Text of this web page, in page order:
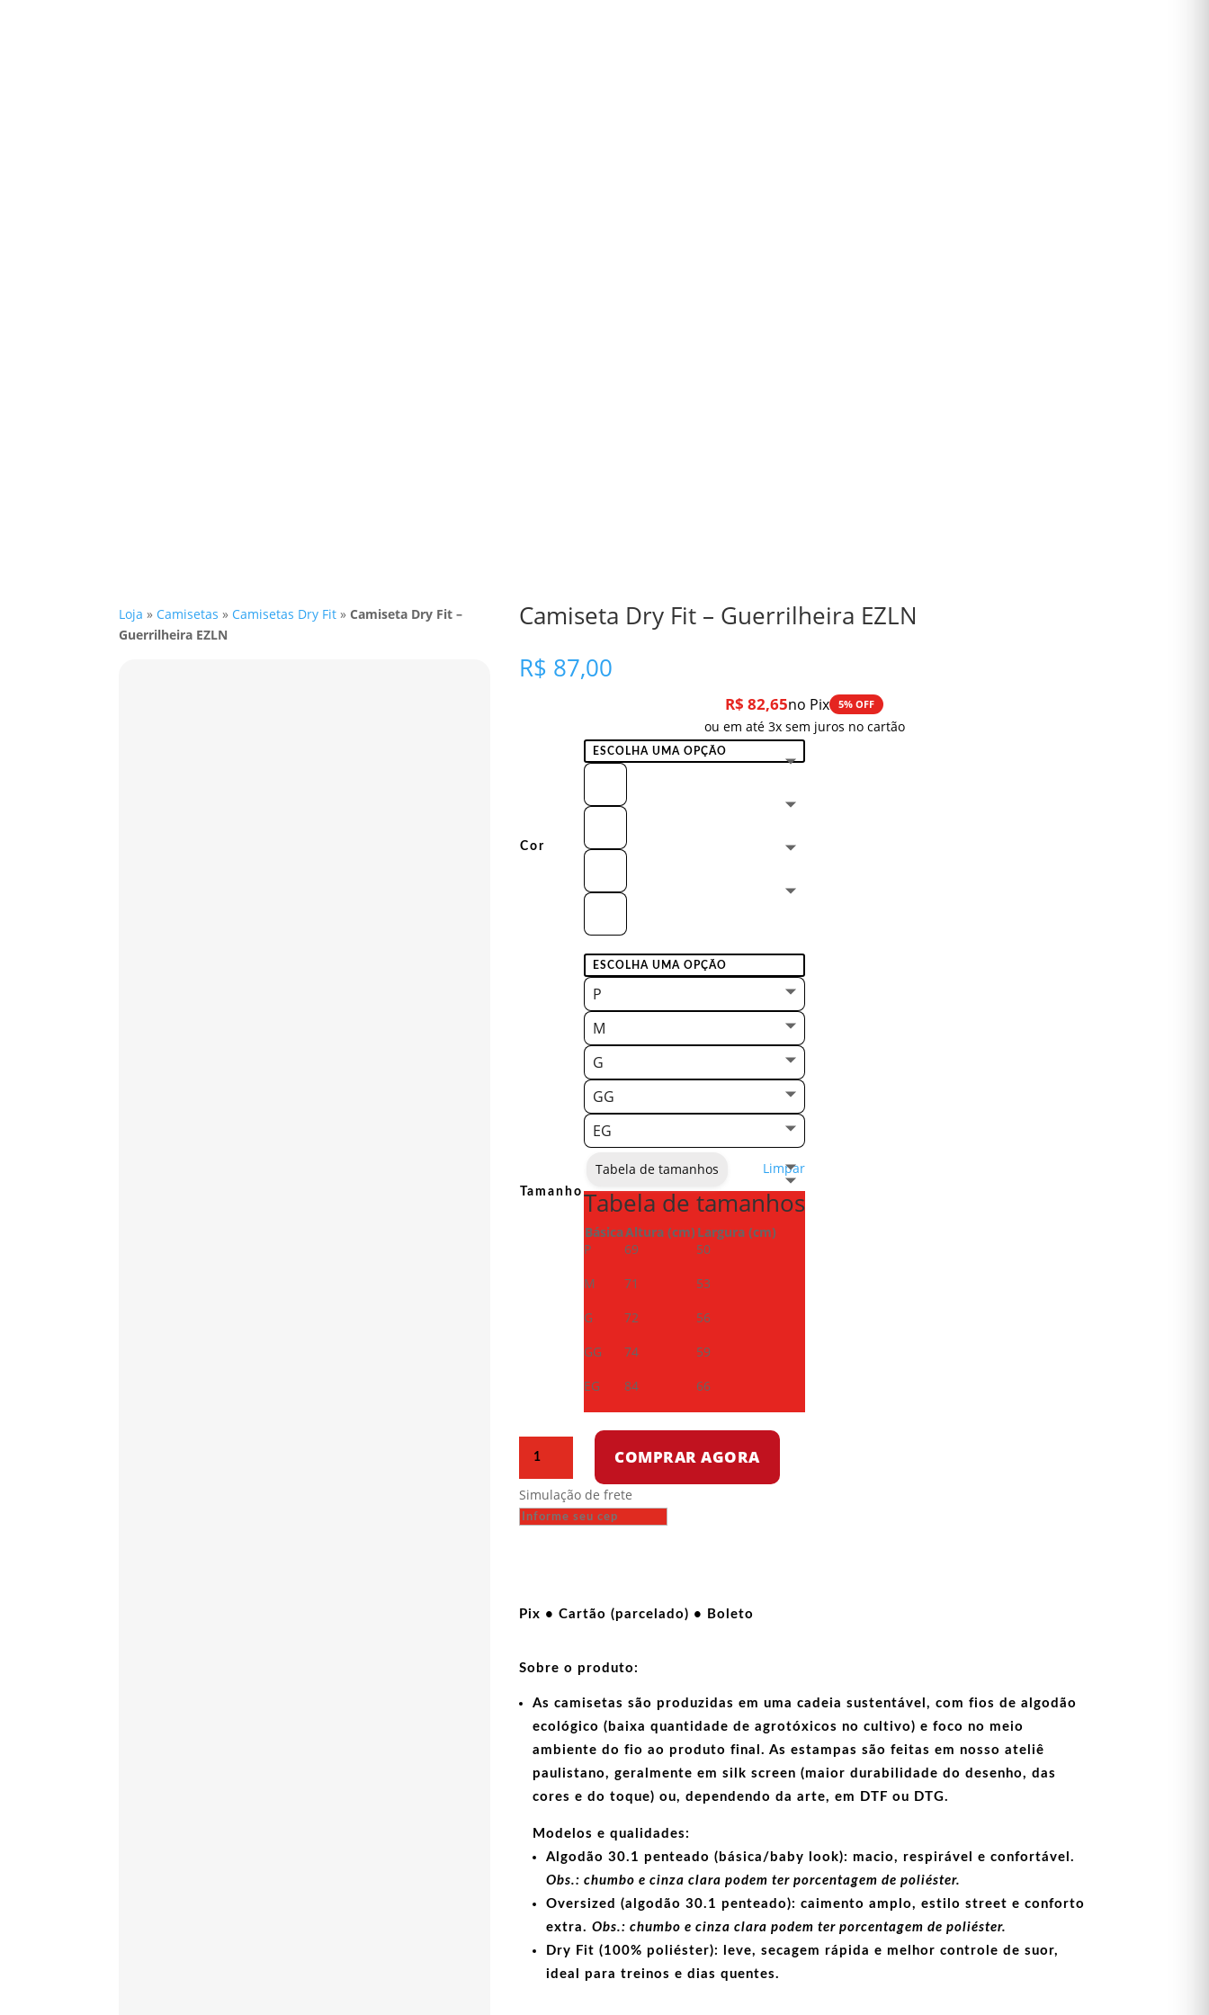
Loja » Camisetas » Camisetas Dry Fit » Camiseta Dry Fit –
Guerrilheira EZLN
Camiseta Dry Fit – Guerrilheira EZLN
R$ 87,00
R$ 82,65no Pix 5% OFF
ou em até 3x sem juros no cartão
Cor
Tamanho
P
M
G
GG
EG
Limpar
Tabela de tamanhos
Tabela de tamanhos
BásicaAltura (cm) Largura (cm)
P
69
50
M
71
53
G
72
56
GG
74
59
EG
84 66
Fit
-
Guerrilheira
COMPRAR AGORA
Simulação de frete
Pix • Cartão (parcelado) • Boleto
Sobre o produto:
As camisetas são produzidas em uma cadeia sustentável, com fios de algodão
ecológico (baixa quantidade de agrotóxicos no cultivo) e foco no meio
ambiente do fio ao produto final. As estampas são feitas em nosso ateliê
paulistano, geralmente em silk screen (maior durabilidade do desenho, das
cores e do toque) ou, dependendo da arte, em
DTF ou DTG.
Modelos e qualidades:
Algodão 30.1 penteado (básica/baby look): macio, respirável e confortável.
Obs.: chumbo e cinza clara podem ter porcentagem de poliéster.
Oversized (algodão 30.1 penteado): caimento amplo, estilo street e conforto
extra. Obs.: chumbo e cinza clara podem ter porcentagem de poliéster.
Dry Fit (100% poliéster):
leve, secagem rápida e melhor controle de suor,
ideal para treinos e dias quentes.